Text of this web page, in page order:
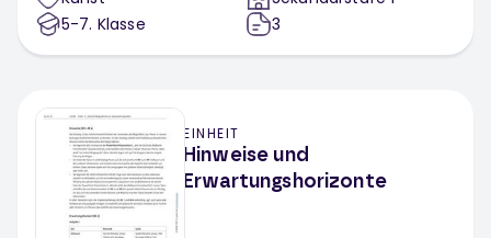
5-7. Klasse
3
EINHEIT
Hinweise und
Erwartungshorizonte